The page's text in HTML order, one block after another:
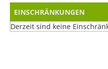
EINSCHRÄNKUNGEN
Derzeit sind keine